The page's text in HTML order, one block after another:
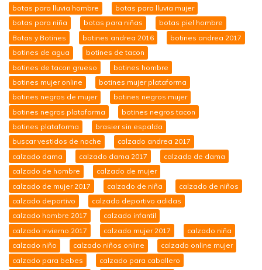
botas para lluvia hombre
botas para lluvia mujer
botas para niña
botas para niñas
botas piel hombre
Botas y Botines
botines andrea 2016
botines andrea 2017
botines de agua
botines de tacon
botines de tacon grueso
botines hombre
botines mujer online
botines mujer plataforma
botines negros de mujer
botines negros mujer
botines negros plataforma
botines negros tacon
botines plataforma
brasier sin espalda
buscar vestidos de noche
calzado andrea 2017
calzado dama
calzado dama 2017
calzado de dama
calzado de hombre
calzado de mujer
calzado de mujer 2017
calzado de niña
calzado de niños
calzado deportivo
calzado deportivo adidas
calzado hombre 2017
calzado infantil
calzado invierno 2017
calzado mujer 2017
calzado niña
calzado niño
calzado niños online
calzado online mujer
calzado para bebes
calzado para caballero